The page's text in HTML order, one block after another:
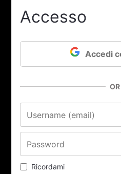
Accesso
Accedi
OR
Ricordami